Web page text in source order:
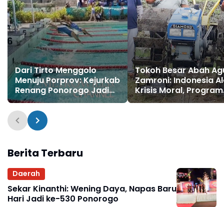
Dari Tirto Menggolo
Menuju Porprov: Kejurkab
Renang Ponorogo Jadi
Lumbung Calon Atlet
Berprestasi
Tokoh Besar Abah
Zamroni: Indonesia
Krisis Moral, Program
MBG Harus Dikelola
Berita Terbaru
Daerah
Sekar Kinanthi: Wening Daya, Napas Baru
Hari Jadi ke-530 Ponorogo